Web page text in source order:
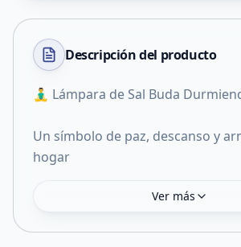
Descripción del producto
🧘‍♂️ Lámpara de Sal Buda
Un símbolo de paz, descanso y
hogar
Ver más